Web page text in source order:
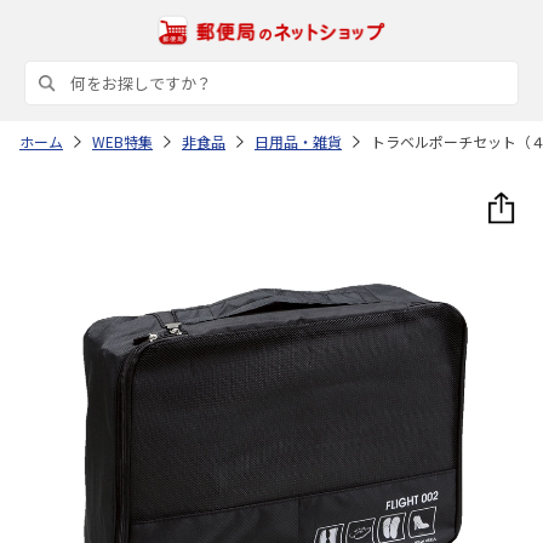
ホーム WEB特集 非食品 日用品・雑貨 トラベルポーチセット